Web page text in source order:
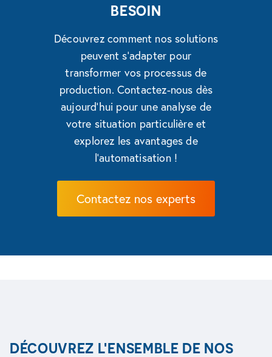
BESOIN
Découvrez comment nos solutions
peuvent s'adapter pour
transformer vos processus de
production. Contactez-nous dès
aujourd'hui pour une analyse de
votre situation particulière et
explorez les avantages de
l'automatisation !
Contactez nos experts
DÉCOUVREZ L'ENSEMBLE DE NOS